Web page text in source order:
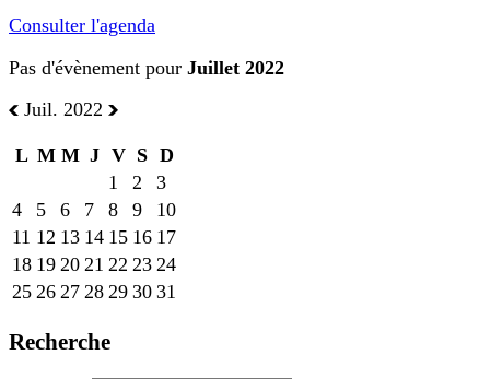
Consulter l'agenda
Pas d'évènement pour Juillet 2022
Juil. 2022
L M M J V S D
1
2
3
4
5 6 7 8 9
10
11 12 13 14 15 16 17
18 19 20 21 22 23 24
25 26 27 28 29 30 31
Recherche